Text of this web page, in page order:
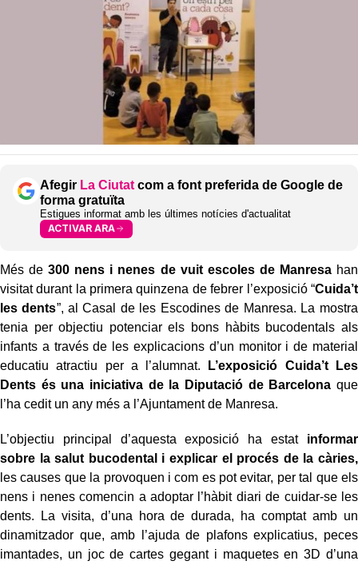
Afegir La Ciutat com a font preferida de Google de
forma gratuïta
Estigues informat amb les últimes notícies d'actualitat
ACTIVAR ARA
Més de300 nens i nenes de vuit escoles de Manresahan
visitat durant la primera quinzena de febrer l’exposició “Cuida’t
les dents”, al Casal de les Escodines de Manresa. La mostra
tenia per objectiu potenciar els bons hàbits bucodentals als
infants a través de les explicacions d’un monitor i de material
educatiu atractiu per a l’alumnat.
L’exposició Cuida’t Les
Dents és una iniciativa de la Diputació de Barcelona que
l’ha cedit un any més a l’Ajuntament de Manresa.
L’objectiu principal d’aquesta exposició ha estat informar
sobre la salut bucodental i explicar el procés de la càries,
les causes que la provoquen i com es pot evitar, per tal que els
nens i nenes comencin a adoptar l’hàbit diari de cuidar-se les
dents. La visita, d’una hora de durada, ha comptat amb un
dinamitzador que, amb l’ajuda de plafons explicatius, peces
imantades, un joc de cartes gegant i maquetes en 3D d’una